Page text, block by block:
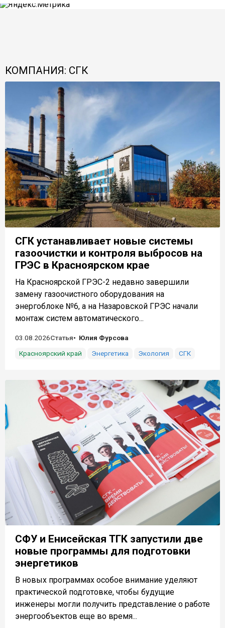
КОМПАНИЯ: СГК
СГК устанавливает новые системы
газоочистки и контроля выбросов на
ГРЭС в Красноярском крае
На Красноярской ГРЭС-2 недавно завершили
замену газоочистного оборудования на
энергоблоке №6, а на Назаровской ГРЭС начали
монтаж систем автоматического...
03.08.2026Статья
Юлия Фурсова
Красноярский край
Энергетика Экология СГК
СФУ и Енисейская ТГК запустили две
новые программы для подготовки
энергетиков
В новых программах особое внимание уделяют
практической подготовке, чтобы будущие
инженеры могли получить представление о работе
энергообъектов еще во время...